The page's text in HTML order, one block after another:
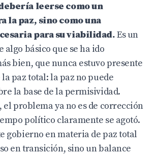
leerse como un
la paz, sino como una
para su viabilidad.Es un
algo básico que se ha ido
bien, que nunca estuvo presente
paz total: la paz no puede
la base de la permisividad.
el problema ya no es de corrección
político claramente se agotó.
gobierno en materia de paz total
en transición, sino un balance